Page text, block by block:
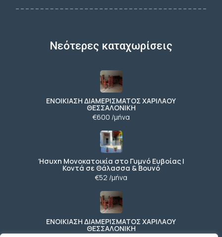
Νεότερες καταχωρίσεις
ΕΝΟΙΚΙΑΣΗ ΔΙΑΜΕΡΙΣΜΑΤΟΣ ΧΑΡΙΛΑΟΥ
ΘΕΣΣΑΛΟΝΙΚΗ
€600 /μήνα
Ήσυχη Μονοκατοικία στο Γυμνό Ευβοίας |
Κοντά σε Θάλασσα & Βουνό
€52 /μήνα
ΕΝΟΙΚΙΑΣΗ ΔΙΑΜΕΡΙΣΜΑΤΟΣ ΧΑΡΙΛΑΟΥ
ΘΕΣΣΑΛΟΝΙΚΗ